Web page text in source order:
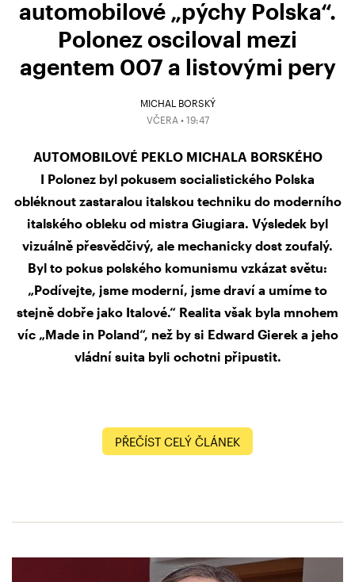
automobilové „pýchy Polska“.
Polonez osciloval mezi
agentem 007 a listovými pery
MICHAL BORSKÝ
VČERA • 19:47
AUTOMOBILOVÉ PEKLO MICHALA BORSKÉHO
I Polonez byl pokusem socialistického Polska
obléknout zastaralou italskou techniku do moderního
italského obleku od mistra Giugiara. Výsledek byl
vizuálně přesvědčivý, ale mechanicky dost zoufalý.
Byl to pokus polského komunismu vzkázat světu:
„Podívejte, jsme moderní, jsme draví a umíme to
stejně dobře jako Italové.“ Realita však byla mnohem
víc „Made in Poland“, než by si Edward Gierek a jeho
vládní suita byli ochotni připustit.
PŘEČÍST CELÝ ČLÁNEK